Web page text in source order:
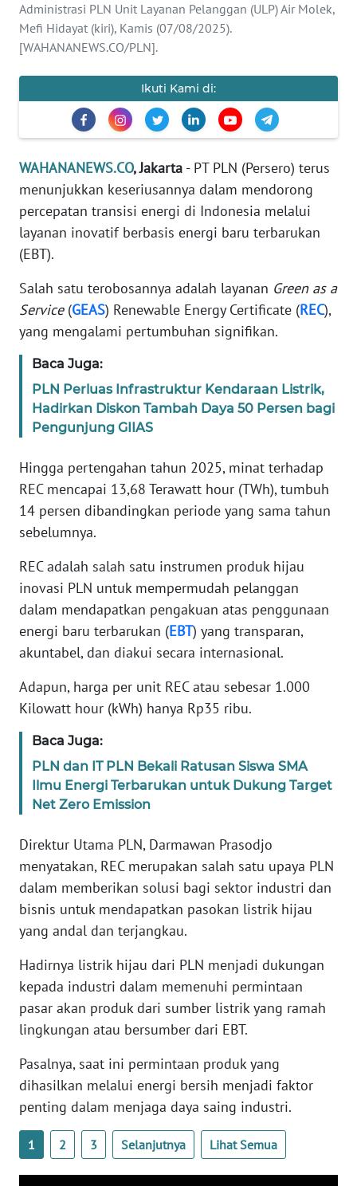
Administrasi PLN Unit Layanan Pelanggan (ULP) Air Molek,
Mefi Hidayat (kiri), Kamis (07/08/2025).
[WAHANANEWS.CO/PLN].
Ikuti Kami di:
WAHANANEWS.CO, Jakarta - PT PLN (Persero) terus
menunjukkan keseriusannya dalam mendorong
percepatan transisi energi di Indonesia melalui
layanan inovatif berbasis energi baru terbarukan
(EBT).
Salah satu terobosannya adalah layanan Green as a
Service(GEAS) Renewable Energy Certificate (REC),
yang mengalami pertumbuhan signifikan.
Baca Juga:
PLN Perluas Infrastruktur Kendaraan Listrik,
Hadirkan Diskon Tambah Daya 50 Persen bagi
Pengunjung GIIAS
Hingga pertengahan tahun 2025, minat terhadap
REC mencapai 13,68 Terawatt hour (TWh), tumbuh
14 persen dibandingkan periode yang sama tahun
sebelumnya.
REC adalah salah satu instrumen produk hijau
inovasi PLN untuk mempermudah pelanggan
dalam mendapatkan pengakuan atas penggunaan
energi baru terbarukan (EBT) yang transparan,
akuntabel, dan diakui secara internasional.
Adapun, harga per unit REC atau sebesar 1.000
Kilowatt hour (kWh) hanya Rp35 ribu.
Baca Juga:
PLN dan IT PLN Bekali Ratusan Siswa SMA
Ilmu Energi Terbarukan untuk Dukung Target
Net Zero Emission
Direktur Utama PLN, Darmawan Prasodjo
menyatakan, REC merupakan salah satu upaya PLN
dalam memberikan solusi bagi sektor industri dan
bisnis untuk mendapatkan pasokan listrik hijau
yang andal dan terjangkau.
Hadirnya listrik hijau dari PLN menjadi dukungan
kepada industri dalam memenuhi permintaan
pasar akan produk dari sumber listrik yang ramah
lingkungan atau bersumber dari EBT.
Pasalnya, saat ini permintaan produk yang
dihasilkan melalui energi bersih menjadi faktor
penting dalam menjaga daya saing industri.
1 2 3 Selanjutnya Lihat Semua
OPINI
EDITORIAL
BERITA
KONTAK
KAMI
IKLAN
TENTANG
PEDOMAN
MEDIA
SIBER
REDAKSI
KARIR
Wahana
News
SUMUT
JAKARTA
WN
JABAR
WN
WN
NTT
WN
PAPUA
WN
PAPUA
BARAT
WN